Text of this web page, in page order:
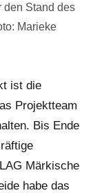
den Stand des
Marieke
ist die
Projektteam
Bis Ende
Märkische
habe das